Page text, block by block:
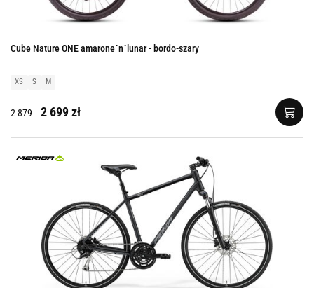
Cube Nature ONE amarone´n´lunar - bordo-szary
XS S M
2 879 2 699 zł